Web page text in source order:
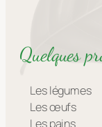
Quelques
Les légumes
Les œufs
Les pains